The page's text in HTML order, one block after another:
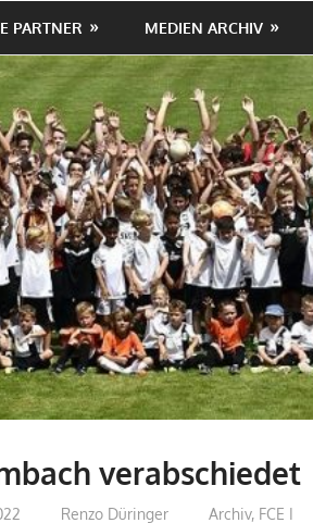
PARTNER MEDIEN ARCHIV
verabschiedet
Renzo Düringer Archiv, FCE I